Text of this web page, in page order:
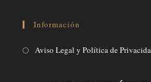
Información
Aviso Legal y Política de